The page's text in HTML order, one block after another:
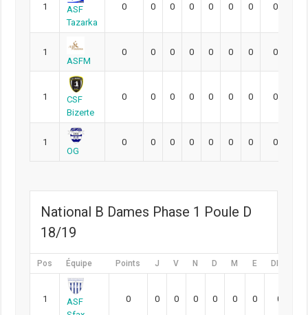
1
ASF
Tazarka
0 0 0 0 0 0 0 0
1
ASFM
0 0 0 0 0 0 0 0
1
CSF
Bizerte
0 0 0 0 0 0 0 0
1
OG
0 0 0 0 0 0 0 0
National B Dames Phase 1 Poule D
18/19
Pos Équipe Points J V N D M E DIFF
1
ASF
0 0 0 0 0 0 0 0